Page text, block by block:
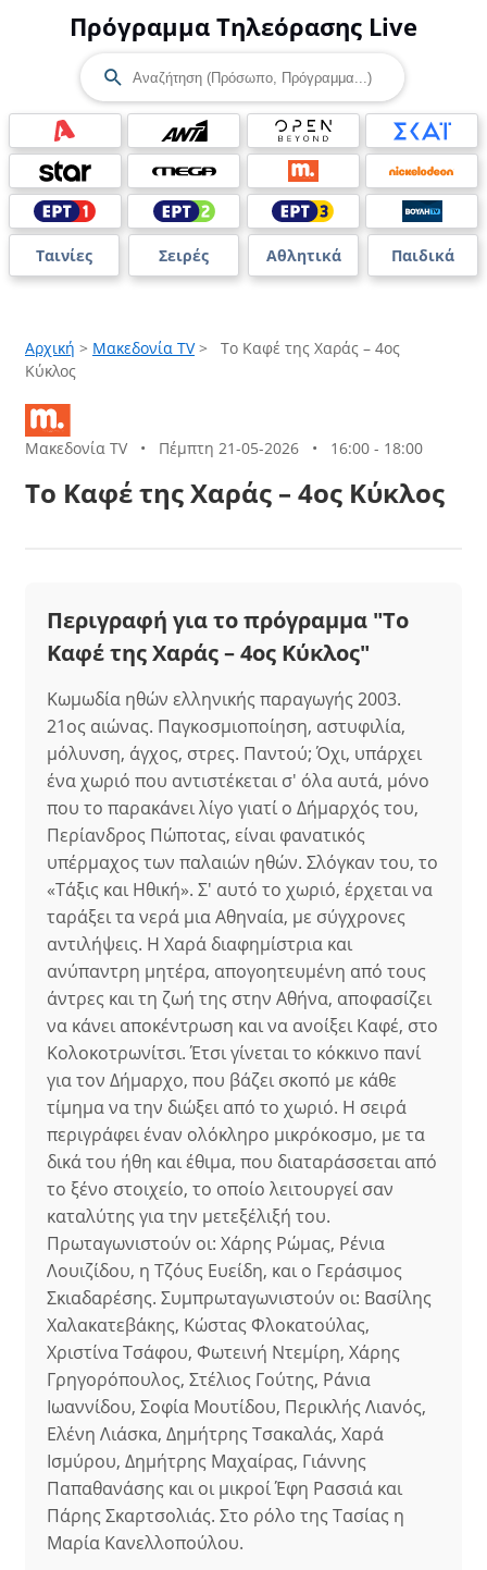
Πρόγραμμα Τηλεόρασης Live
Ταινίες Σειρές Αθλητικά Παιδικά
Αρχική > Μακεδονία TV>
Το Καφέ της Χαράς – 4ος
Κύκλος
Μακεδονία TV • Πέμπτη 21-05-2026 • 16:00 - 18:00
Το Καφέ της Χαράς – 4ος Κύκλος
Περιγραφή για το πρόγραμμα "Το
Καφέ της Χαράς – 4ος Κύκλος"
Κωμωδία ηθών ελληνικής παραγωγής 2003.
21ος αιώνας. Παγκοσμιοποίηση, αστυφιλία,
μόλυνση, άγχος, στρες. Παντού; Όχι, υπάρχει
ένα χωριό που αντιστέκεται σ' όλα αυτά, μόνο
που το παρακάνει λίγο γιατί ο Δήμαρχός του,
Περίανδρος Πώποτας, είναι φανατικός
υπέρμαχος των παλαιών ηθών. Σλόγκαν του, το
«Τάξις και Ηθική». Σ' αυτό το χωριό, έρχεται να
ταράξει τα νερά μια Αθηναία, με σύγχρονες
αντιλήψεις. Η Χαρά διαφημίστρια και
ανύπαντρη μητέρα, απογοητευμένη από τους
άντρες και τη ζωή της στην Αθήνα, αποφασίζει
να κάνει αποκέντρωση και να ανοίξει Καφέ, στο
Κολοκοτρωνίτσι. Έτσι γίνεται το κόκκινο πανί
για τον Δήμαρχο, που βάζει σκοπό με κάθε
τίμημα να την διώξει από το χωριό. Η σειρά
περιγράφει έναν ολόκληρο μικρόκοσμο, με τα
δικά του ήθη και έθιμα, που διαταράσσεται από
το ξένο στοιχείο, το οποίο λειτουργεί σαν
καταλύτης για την μετεξέλιξή του.
Πρωταγωνιστούν οι: Χάρης Ρώμας, Ρένια
Λουιζίδου, η Τζόυς Ευείδη, και ο Γεράσιμος
Σκιαδαρέσης. Συμπρωταγωνιστούν οι: Βασίλης
Χαλακατεβάκης, Κώστας Φλοκατούλας,
Χριστίνα Τσάφου, Φωτεινή Ντεμίρη, Χάρης
Γρηγορόπουλος, Στέλιος Γούτης, Ράνια
Ιωαννίδου, Σοφία Μουτίδου, Περικλής Λιανός,
Ελένη Λιάσκα, Δημήτρης Τσακαλάς, Χαρά
Ισμύρου, Δημήτρης Μαχαίρας, Γιάννης
Παπαθανάσης και οι μικροί Έφη Ρασσιά και
Πάρης Σκαρτσολιάς. Στο ρόλο της Τασίας η
Μαρία Κανελλοπούλου.